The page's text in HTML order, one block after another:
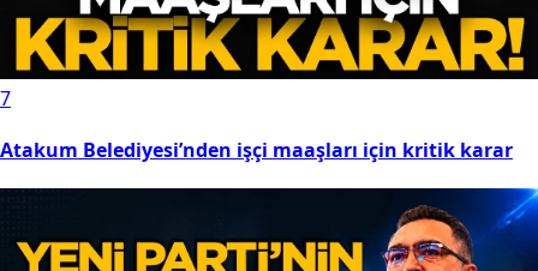
7
Atakum Belediyesi’nden işçi maaşları için kritik karar